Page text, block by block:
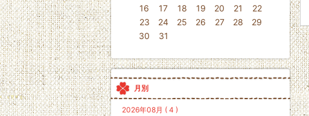
16
17 18 19 20 21
22
23
24 25 26 27 28
29
30
31
月別
2026年08月 ( 4 )